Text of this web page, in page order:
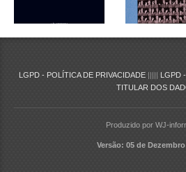
LGPD - POLÍTICA DE PRIVACIDADE ||||| LGPD
TITULAR DOS
Produzido por WJ-
Versão: 05 de